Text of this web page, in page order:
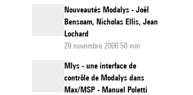
Nouveautés Modalys - Joël
Bensoam, Nicholas Ellis, Jean
Lochard
29 novembre 2006 50 min
Mlys - une interface de
contrôle de Modalys dans
Max/MSP - Manuel Poletti